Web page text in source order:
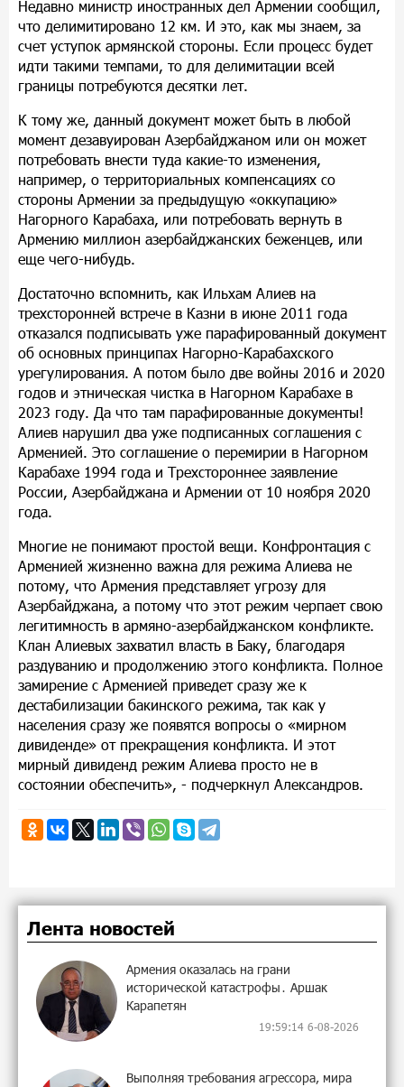
Недавно министр иностранных дел Армении сообщил,
что делимитировано 12 км. И это, как мы знаем, за
счет уступок армянской стороны. Если процесс будет
идти такими темпами, то для делимитации всей
границы потребуются десятки лет.
К тому же, данный документ может быть в любой
момент дезавуирован Азербайджаном или он может
потребовать внести туда какие-то изменения,
например, о территориальных компенсациях со
стороны Армении за предыдущую «оккупацию»
Нагорного Карабаха, или потребовать вернуть в
Армению миллион азербайджанских беженцев, или
еще чего-нибудь.
Достаточно вспомнить, как Ильхам Алиев на
трехсторонней встрече в Казни в июне 2011 года
отказался подписывать уже парафированный документ
об основных принципах Нагорно-Карабахского
урегулирования. А потом было две войны 2016 и 2020
годов и этническая чистка в Нагорном Карабахе в
2023 году. Да что там парафированные документы!
Алиев нарушил два уже подписанных соглашения с
Арменией. Это соглашение о перемирии в Нагорном
Карабахе 1994 года и Трехстороннее заявление
России, Азербайджана и Армении от 10 ноября 2020
года.
Многие не понимают простой вещи. Конфронтация с
Арменией жизненно важна для режима Алиева не
потому, что Армения представляет угрозу для
Азербайджана, а потому что этот режим черпает свою
легитимность в армяно-азербайджанском конфликте.
Клан Алиевых захватил власть в Баку, благодаря
раздуванию и продолжению этого конфликта. Полное
замирение с Арменией приведет сразу же к
дестабилизации бакинского режима, так как у
населения сразу же появятся вопросы о «мирном
дивиденде» от прекращения конфликта. И этот
мирный дивиденд режим Алиева просто не в
состоянии обеспечить», - подчеркнул Александров.
Лента новостей
Армения оказалась на грани
исторической катастрофы․ Аршак
Карапетян
19:59:14 6-08-2026
Выполняя требования агрессора, мира